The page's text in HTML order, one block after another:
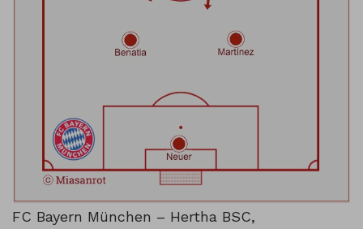
FC Bayern München – Hertha BSC,